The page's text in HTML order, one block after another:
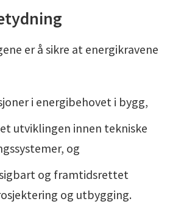
er å sikre at energikravene
i energibehovet i bygg,
utviklingen innen tekniske
og
og framtidsrettet
og utbygging.